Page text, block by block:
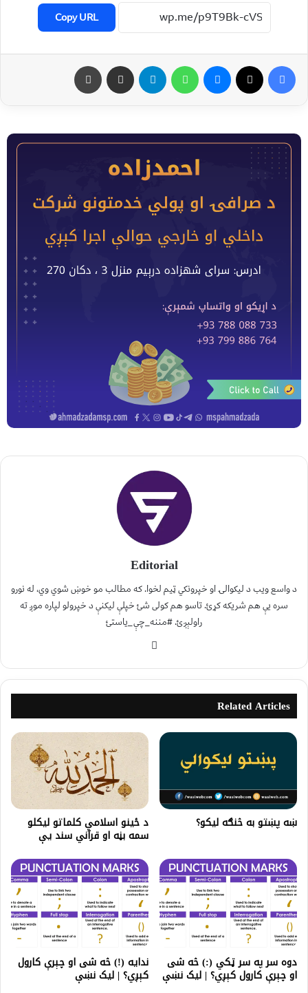
Copy URL
Editorial
د واسع ویب د لیکوالۍ او خپرونکي ټیم لخوا. که مطالب مو خوښ شوي وي، له نورو
سره یې هم شریکه کړئ. تاسو هم کولی شئ خپلې لیکنې د خپرولو لپاره موږ ته
راولېږئ. #مننه_چې_یاستئ
Related Articles
ښه پښتو به څنګه لیکو؟ د ځینو اسلامي کلماتو لیکلو
سمه بڼه او قرآني سند یې
دوه سر په سر ټکي (:) څه شی
او چېرې کارول کېږي؟ | لیک نښې
ندایه (!) څه شی او چېرې کارول
کېږي؟ | لیک نښې